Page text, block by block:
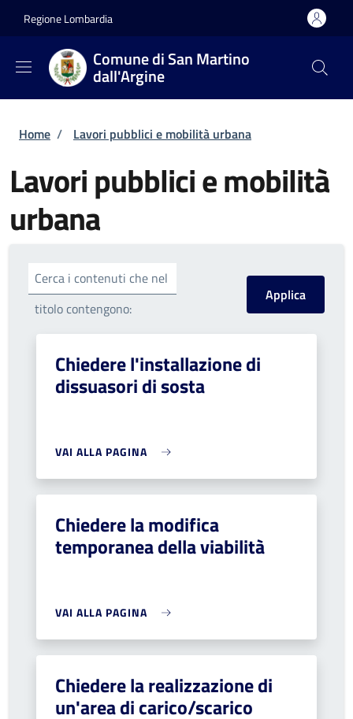
Regione Lombardia
Comune di San Martino
dall'Argine
Briciole di pane
Home / Lavori pubblici e mobilità urbana
Lavori pubblici e mobilità
urbana
Cerca i contenuti che nel
titolo contengono:
Chiedere l'installazione di
dissuasori di sosta
VAI ALLA PAGINA
Chiedere la modifica
temporanea della viabilità
VAI ALLA PAGINA
Chiedere la realizzazione di
un'area di carico/scarico